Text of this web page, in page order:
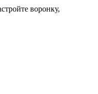
воронку,